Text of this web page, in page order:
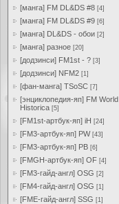
[манга] FM DL&DS #8 [4]
[манга] FM DL&DS #9 [6]
[манга] DL&DS - обои [2]
[манга] разное [20]
[додзинси] FM1st - ? [3]
[додзинси] NFM2 [1]
[фан-манга] TSoSC [7]
[энциклопедия-яп] FM World
Historica [5]
[FM1st-артбук-яп] iH [24]
[FM3-артбук-яп] PW [43]
[FM3-артбук-яп] PB [6]
[FMGH-артбук-яп] OF [4]
[FM3-гайд-англ] OSG [2]
[FM4-гайд-англ] OSG [1]
[FME-гайд-англ] SSG [1]